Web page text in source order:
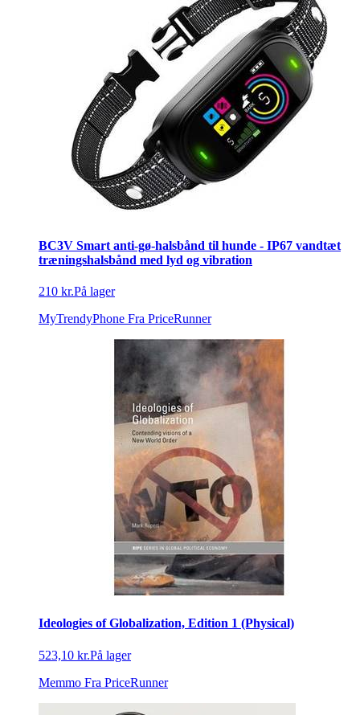
BC3V Smart anti-gø-halsbånd til hunde - IP67 vandtæt
træningshalsbånd med lyd og vibration
210 kr.På lager
MyTrendyPhone Fra PriceRunner
Ideologies of Globalization, Edition 1 (Physical)
523,10 kr.På lager
Memmo Fra PriceRunner